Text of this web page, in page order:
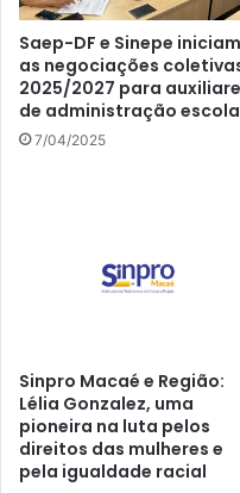
Saep-DF e Sinepe iniciam
as negociações
2025/2027 para
de administração
7/04/2025
Sinpro Macaé e Região:
Lélia Gonzalez, uma
pioneira na luta pelos
direitos das mulheres e
pela igualdade racial